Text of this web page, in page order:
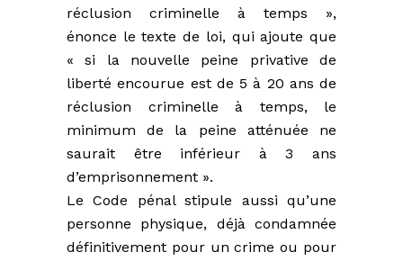
réclusion criminelle à temps »,
énonce le texte de loi, qui ajoute que
« si la nouvelle peine privative de
liberté encourue est de 5 à 20 ans de
réclusion criminelle à temps, le
minimum de la peine atténuée ne
saurait être inférieur à 3 ans
d’emprisonnement ».
Le Code pénal stipule aussi qu’une
personne physique, déjà condamnée
définitivement pour un crime ou pour